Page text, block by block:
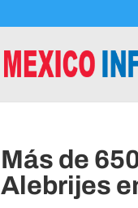
Más de
Alebrijes